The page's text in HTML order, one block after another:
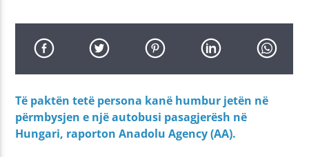
Të paktën tetë persona kanë humbur jetën në
përmbysjen e një autobusi pasagjerësh në
Hungari, raporton Anadolu Agency (AA).